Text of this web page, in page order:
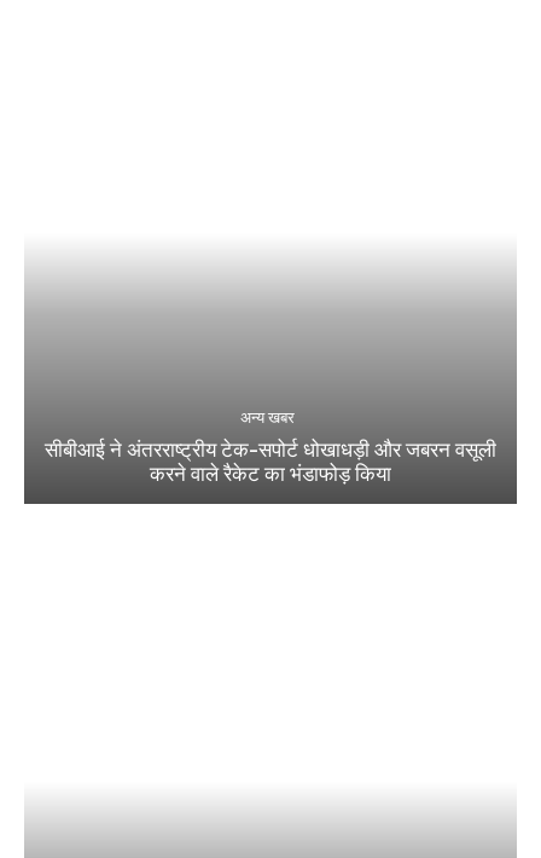
अन्य खबर
सीबीआई ने अंतरराष्ट्रीय टेक-सपोर्ट धोखाधड़ी और जबरन वसूली
करने वाले रैकेट का भंडाफोड़ किया